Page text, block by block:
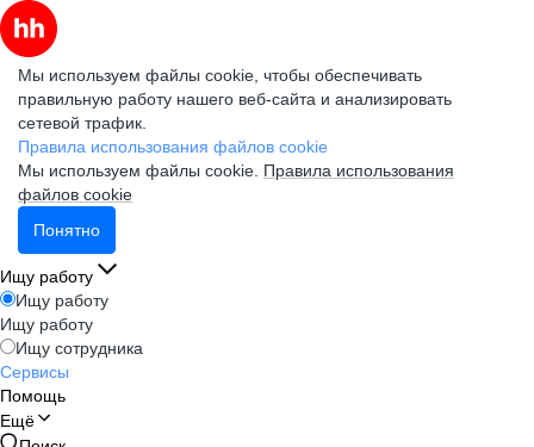
Мы используем файлы cookie, чтобы обеспечивать
правильную работу нашего веб-сайта и анализировать
сетевой трафик.
Правила использования файлов cookie
Мы используем файлы cookie. Правила использования
файлов cookie
Понятно
Ищу работу
Ищу работу
Ищу работу
Ищу сотрудника
Сервисы
Помощь
Ещё